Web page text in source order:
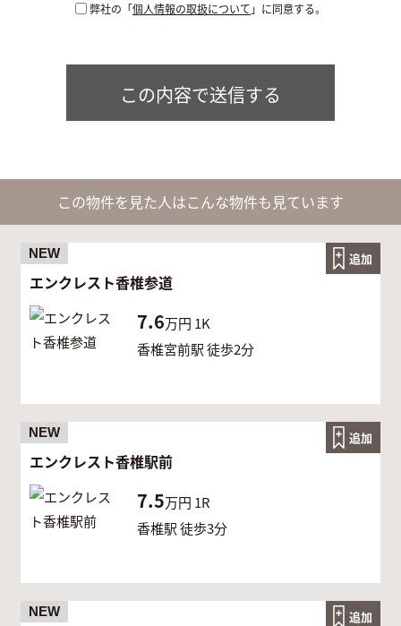
弊社の「個人情報の取扱について 」に同意する。
この内容で送信する
この物件を見た人はこんな物件も見ています
NEW
エンクレスト香椎参道
7.6万円 1K
香椎宮前駅 徒歩2分
追加
NEW
エンクレスト香椎駅前
7.5万円 1R
香椎駅 徒歩3分
追加
NEW 追加